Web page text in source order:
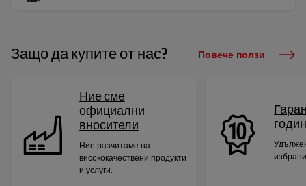
Защо да купите от нас? Повече ползи
Ние сме
официални
вносители
Ние разчитаме на
висококачествени продукти
и услуги.